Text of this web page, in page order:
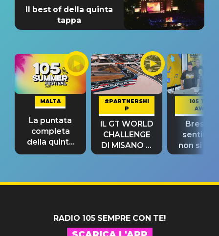
Il best of della quinta
tappa
MALTA
La puntata
completa
della quinta
tappa
#PARTNERSHI
P
IL GT WORLD
CHALLENGE
DI MISANO si
riconferma
105 TAKE
AWAY
Bresh:
non si
fino alla
RADIO 105 SEMPRE CON TE!